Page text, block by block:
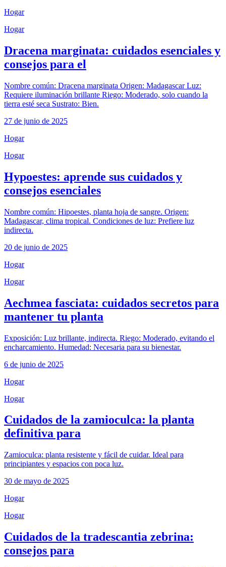
Hogar
Hogar
Dracena marginata: cuidados esenciales y
consejos para el
Nombre común: Dracena marginata Origen: Madagascar Luz:
Requiere iluminación brillante Riego: Moderado, solo cuando la
tierra esté seca Sustrato: Bien.
27 de junio de 2025
Hogar
Hogar
Hypoestes: aprende sus cuidados y
consejos esenciales
Nombre común: Hipoestes, planta hoja de sangre. Origen:
Madagascar, clima tropical. Condiciones de luz: Prefiere luz
indirecta.
20 de junio de 2025
Hogar
Hogar
Aechmea fasciata: cuidados secretos para
mantener tu planta
Exposición: Luz brillante, indirecta. Riego: Moderado, evitando el
encharcamiento. Humedad: Necesaria para su bienestar.
6 de junio de 2025
Hogar
Hogar
Cuidados de la zamioculca: la planta
definitiva para
Zamioculca: planta resistente y fácil de cuidar. Ideal para
principiantes y espacios con poca luz.
30 de mayo de 2025
Hogar
Hogar
Cuidados de la tradescantia zebrina:
consejos para